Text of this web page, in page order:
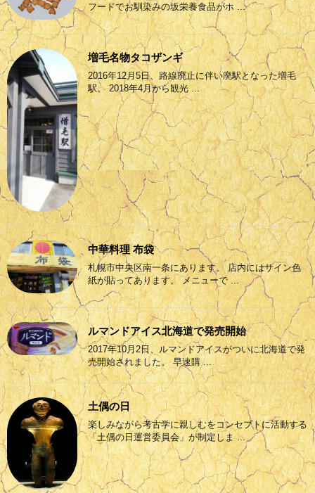
フードでお馴染みの坂栄養食品がホ ...
増毛名物タコザンギ
2016年12月5日、路線廃止に伴い廃駅となった増毛
駅。 2018年4月から観光 ...
中華料理 布袋
札幌市中央区南一条にあります。 店内にはサイン色
紙が貼ってあります。 メニューで ...
ルマンドアイス北海道で発売開始
2017年10月2日、ルマンドアイスがついに北海道で発
売開始されました。 早速購 ...
土偶の日
楽しみながら考古学に親しむをコンセプトに活動する
「土偶の日運営委員会」が制定しま ...